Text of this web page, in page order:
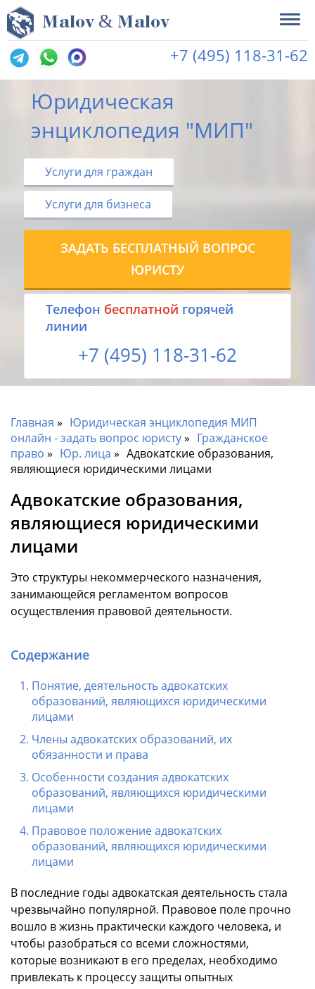
Malov & Malov
+7 (495) 118-31-62
Юридическая
энциклопедия "МИП"
Услуги для граждан
Услуги для бизнеса
ЗАДАТЬ БЕСПЛАТНЫЙ ВОПРОС
ЮРИСТУ
Tелефон бесплатной горячей
линии
+7 (495) 118-31-62
Главная
Юридическая энциклопедия МИП
онлайн - задать вопрос юристу
Гражданское
право
Юр. лица
Адвокатские образования,
являющиеся юридическими лицами
Адвокатские образования,
являющиеся юридическими
лицами
Это структуры некоммерческого назначения,
занимающейся регламентом вопросов
осуществления правовой деятельности.
Содержание
Понятие, деятельность адвокатских
образований, являющихся юридическими
лицами
Члены адвокатских образований, их
обязанности и права
Особенности создания адвокатских
образований, являющихся юридическими
лицами
Правовое положение адвокатских
образований, являющихся юридическими
лицами
В последние годы адвокатская деятельность стала
чрезвычайно популярной. Правовое поле прочно
вошло в жизнь практически каждого человека, и
чтобы разобраться со всеми сложностями,
которые возникают в его пределах, необходимо
привлекать к процессу защиты опытных